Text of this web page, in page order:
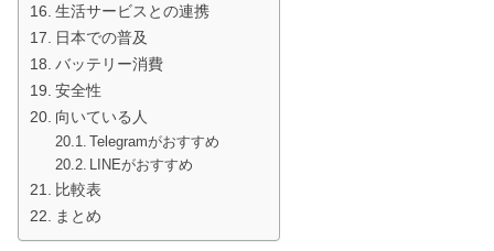
生活サービスとの連携
日本での普及
バッテリー消費
安全性
向いている人
Telegramがおすすめ
LINEがおすすめ
比較表
まとめ